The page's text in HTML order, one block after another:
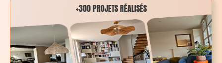
+300 PROJETS RÉALISÉS